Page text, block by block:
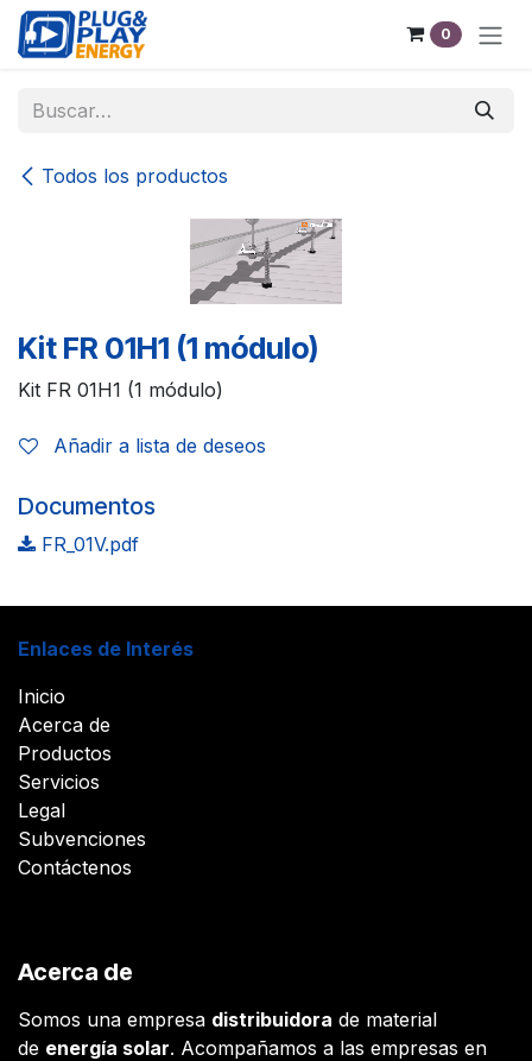
Ir al contenido
0
Todos los productos
Kit FR 01H1 (1 módulo)
Kit FR 01H1 (1 módulo)
Añadir a lista de deseos
Documentos
FR_01V.pdf
Enlaces de Interés
Inicio
Acerca de
Productos
Servicios
Legal
Subvenciones
Contáctenos
Acerca de
Somos una empresa distribuidora de material
de energía solar. Acompañamos a las empresas en